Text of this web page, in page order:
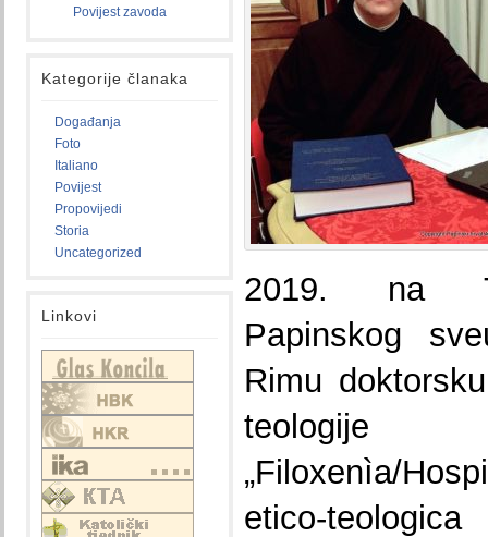
Povijest zavoda
Kategorije članaka
Događanja
Foto
Italiano
Povijest
Propovijedi
Storia
Uncategorized
Linkovi
2019. na
Papinskog
Rimu
teologije
„Filoxenìa/
etico-